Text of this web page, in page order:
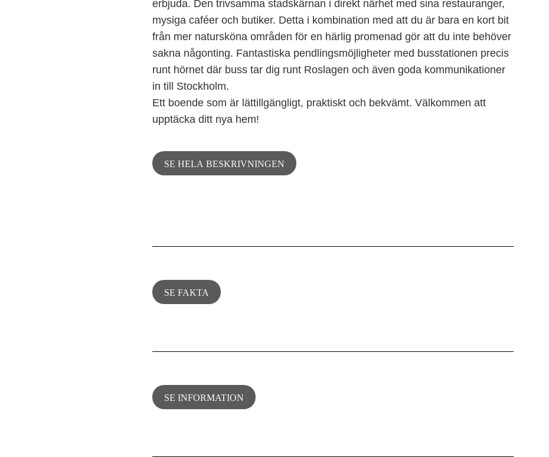
erbjuda. Den trivsamma stadskärnan i direkt närhet med sina restauranger,
mysiga caféer och butiker. Detta i kombination med att du är bara en kort bit
från mer natursköna områden för en härlig promenad gör att du inte behöver
sakna någonting. Fantastiska pendlingsmöjligheter med busstationen precis
runt hörnet där buss tar dig runt Roslagen och även goda kommunikationer
in till Stockholm.
Ett boende som är lättillgängligt, praktiskt och bekvämt. Välkommen att
upptäcka ditt nya hem!
SE HELA BESKRIVNINGEN
SE FAKTA
SE INFORMATION